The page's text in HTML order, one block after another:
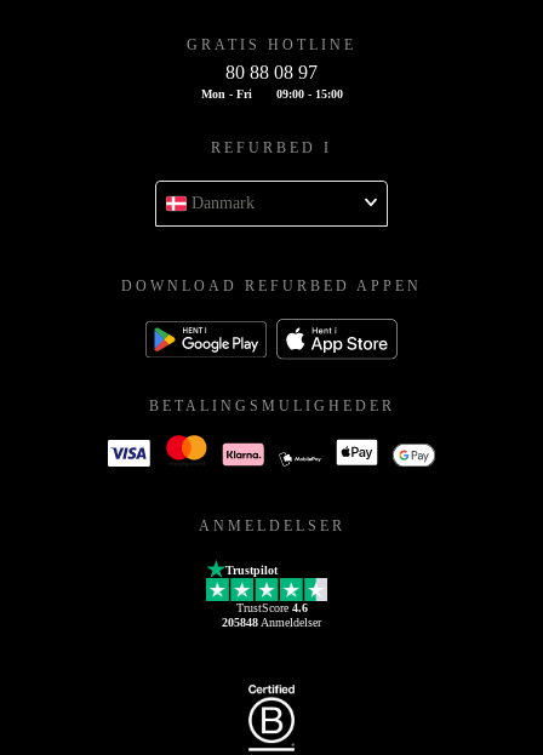
GRATIS HOTLINE
80 88 08 97
Mon - Fri 09:00 - 15:00
REFURBED I
Danmark
DOWNLOAD REFURBED APPEN
BETALINGSMULIGHEDER
ANMELDELSER
Trustpilot
TrustScore 4.6
205848 Anmeldelser